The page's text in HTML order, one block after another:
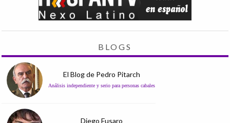
BLOGS
El Blog de Pedro Pitarch
Análisis independiente y serio para personas cabales
Diego Fusaro